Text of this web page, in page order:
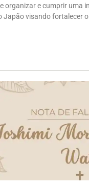
organizar e cumprir uma
Japão visando fortalecer